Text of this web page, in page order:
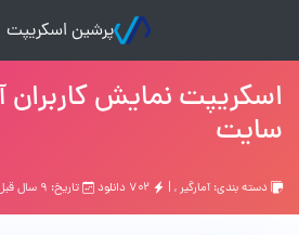
پرشین اسکریپت
اسکریپت نمایش کاربران
سایت
دسته بندی: آمارگیر, | تاریخ: ۹ سال قبل